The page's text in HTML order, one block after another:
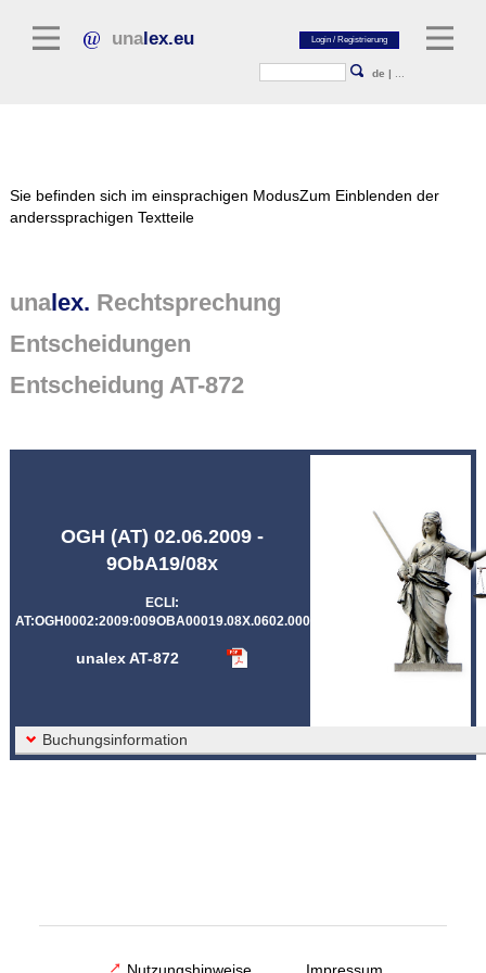
unalex.eu
de |
Normtexte
Rechtsprechung
Sie befinden sich im einsprachigen ModusZum Einblenden der
anderssprachigen Textteile
unalex. Rechtsprechung
Entscheidungen
Entscheidung AT-872
OGH (AT) 02.06.2009 -
9ObA19/08x
ECLI:
AT:OGH0002:2009:009OBA00019.08X.0602.000
unalex AT-872
Buchungsinformation
Nutzungshinweise Impressum